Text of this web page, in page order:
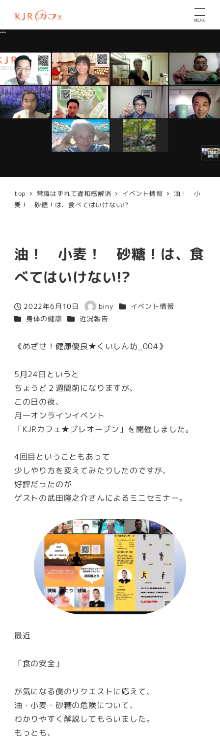
MENU
top 常識はずれて違和感解消 イベント情報
油！ 小
麦！ 砂糖！は、食べてはいけない!?
油！ 小麦！ 砂糖！は、食
べてはいけない!?
投稿日
2022年6月10日
著
者
biny カテゴリー
イベント情報
カテゴリー
身体の健康 カテゴリー
近況報告
《めざせ！健康優良★くいしん坊_004》
5月24日というと
ちょうど２週間前になりますが、
この日の夜、
月一オンラインイベント
「KJRカフェ★プレオープン」を開催しました。
4回目ということもあって
少しやり方を変えてみたりしたのですが、
好評だったのが
ゲストの武田隆之介さんによるミニセミナー。
最近
「食の安全」
が気になる僕のリクエストに応えて、
油・小麦・砂糖の危険について、
わかりやすく解説してもらいました。
もっとも、